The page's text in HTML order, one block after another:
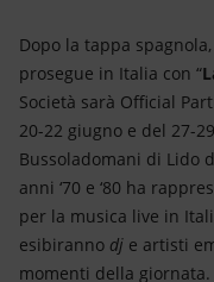
Dopo la tappa
prosegue in Italia con “
Società sarà Official
20-22 giugno e del 27-
Bussoladomani di Lido
anni ‘70 e ‘80 ha
per la musica live in
esibiranno dj e artisti
momenti della